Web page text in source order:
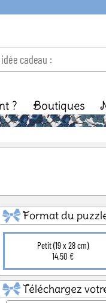
?
Baby Shower
Boutiques
Format du
Petit (19 x 28 cm)
14,50 €
Téléchargez